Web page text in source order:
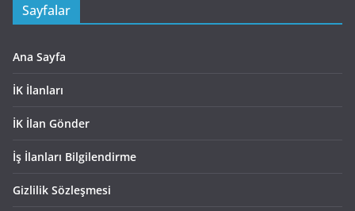
Sayfalar
Ana Sayfa
İK İlanları
İK İlan Gönder
İş İlanları Bilgilendirme
Gizlilik Sözleşmesi